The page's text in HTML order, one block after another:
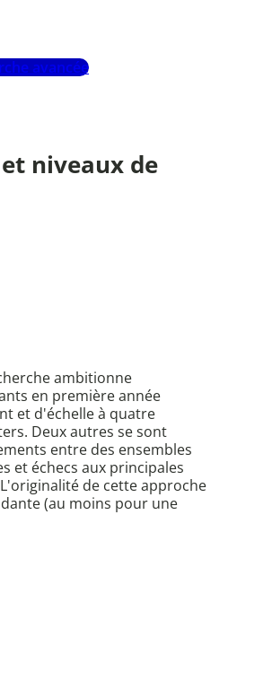
avancée
niveaux de
ambitionne
en première année
et d'échelle à quatre
Deux autres se sont
entre des ensembles
et échecs aux principales
de cette approche
(au moins pour une